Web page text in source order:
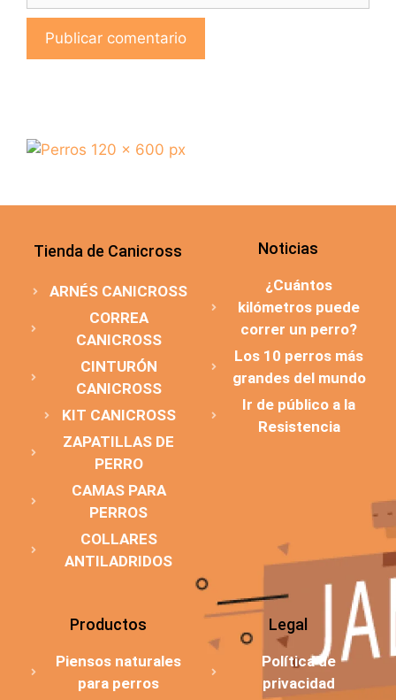
Tienda de Canicross
ARNÉS CANICROSS
CORREA
CANICROSS
CINTURÓN
CANICROSS
KIT CANICROSS
ZAPATILLAS DE
PERRO
CAMAS PARA
PERROS
COLLARES
ANTILADRIDOS
Noticias
¿Cuántos
kilómetros puede
correr un perro?
Los 10 perros más
grandes del mundo
Ir de público a la
Resistencia
Productos
Piensos naturales
para perros
Legal
Política de
privacidad